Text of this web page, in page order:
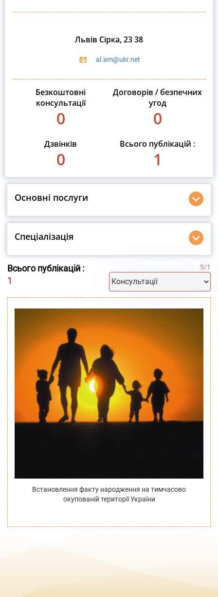
Львів Сірка, 23 38
al.am@ukr.net
Безкоштовні
консультації
0
Дзвінків
0
Договорів / безпечних
угод
0
Всього публікацій :
1
Основні послуги
Спеціалізація
Всього публікацій :
1
5/1
Встановлення факту народження на тимчасово
окупованій території України